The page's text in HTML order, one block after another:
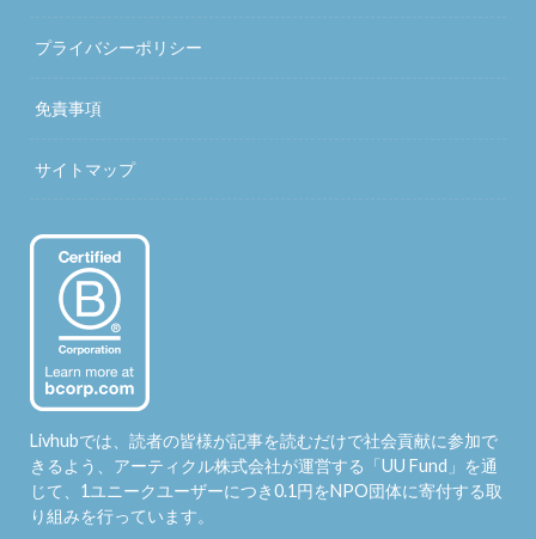
プライバシーポリシー
免責事項
サイトマップ
Livhubでは、読者の皆様が記事を読むだけで社会貢献に参加で
きるよう、アーティクル株式会社が運営する「UU Fund 」を通
じて、1ユニークユーザーにつき0.1円をNPO団体に寄付する取
り組みを行っています。